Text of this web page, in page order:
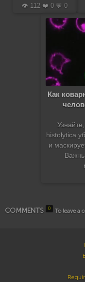
👁️ 112 ❤️ 0 💬 0
Как
histolytica
и
COMMENTS 0 To leave a